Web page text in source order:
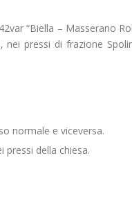
“Biella – Masserano
pressi di frazione
normale e viceversa.
pressi della chiesa.